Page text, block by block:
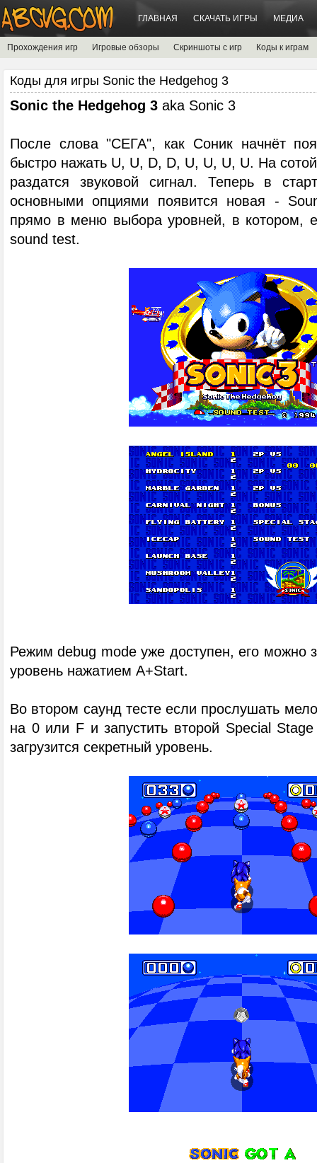
ГЛАВНАЯ СКАЧАТЬ ИГРЫ МЕДИА
Прохождения игр Игровые обзоры Скриншоты с игр Коды к играм
Коды для игры Sonic the Hedgehog 3
Sonic the Hedgehog 3 aka Sonic 3
После слова "СЕГА", как Соник начнёт
быстро нажать U, U, D, D, U, U, U, U. На
раздатся звуковой сигнал. Теперь в
основными опциями появится новая -
прямо в меню выбора уровней, в котором,
sound test.
Режим debug mode уже доступен, его можно
уровень нажатием A+Start.
Во втором саунд тесте если прослушать
на 0 или F и запустить второй Special
загрузится секретный уровень.